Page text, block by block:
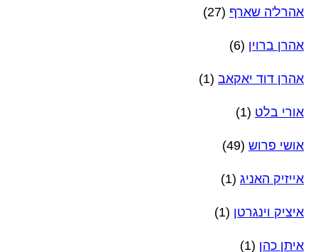
אהרל'ה שארף (27)
אהרן ברוין (6)
אהרן דוד יאקאב (1)
אורי בלט (1)
אושי פרוש (49)
אייזיק האניג (1)
איציק וינגרטן (1)
איתן כהן (1)